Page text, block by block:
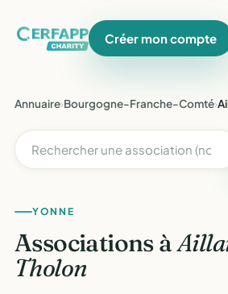
Créer mon compte
Annuaire›Bourgogne-Franche-Comté›
YONNE
Associations à
Tholon